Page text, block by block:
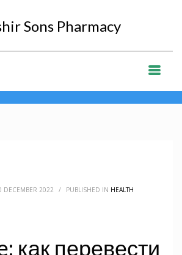
DECEMBER 2022 / PUBLISHED IN HEALTH
как перевести